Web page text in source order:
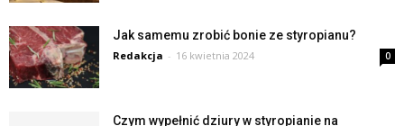
Jak samemu zrobić bonie ze styropianu?
Redakcja - 16 kwietnia 2024 0
Czym wypełnić dziury w styropianie na